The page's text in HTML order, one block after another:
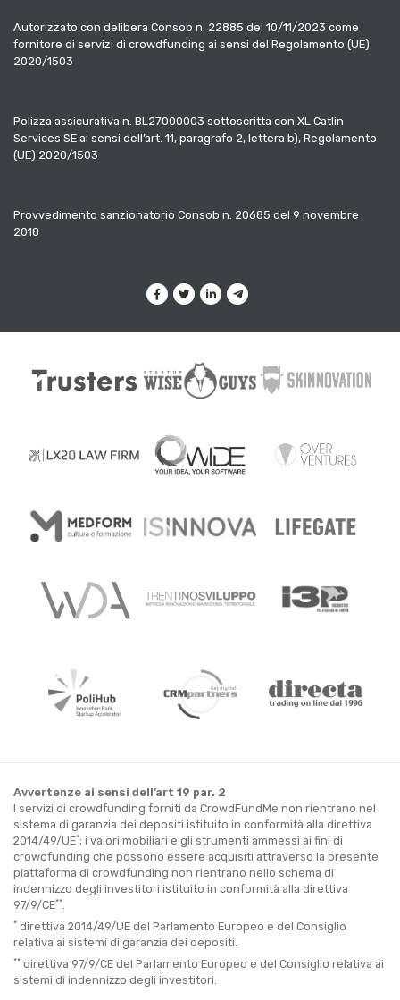
Autorizzato con delibera Consob n. 22885 del 10/11/2023 come
fornitore di servizi di crowdfunding ai sensi del Regolamento (UE)
2020/1503
Polizza assicurativa n. BL27000003 sottoscritta con XL Catlin
Services SE ai sensi dell’art. 11, paragrafo 2, lettera b), Regolamento
(UE) 2020/1503
Provvedimento sanzionatorio Consob n. 20685 del 9 novembre
2018
Avvertenze ai sensi dell’art 19 par. 2
I servizi di crowdfunding forniti da CrowdFundMe non rientrano nel
sistema di garanzia dei depositi istituito in conformità alla direttiva
2014/49/UE*; i valori mobiliari e gli strumenti ammessi ai fini di
crowdfunding che possono essere acquisiti attraverso la presente
piattaforma di crowdfunding non rientrano nello schema di
indennizzo degli investitori istituito in conformità alla direttiva
97/9/CE**.
* direttiva 2014/49/UE del Parlamento Europeo e del Consiglio
relativa ai sistemi di garanzia dei depositi.
** direttiva 97/9/CE del Parlamento Europeo e del Consiglio relativa ai
sistemi di indennizzo degli investitori.